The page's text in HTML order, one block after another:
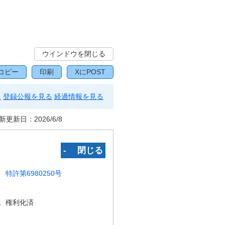
ウインドウを閉じる
ピー 印刷 XにPOST
登録公報を見る 経過情報を見る
更新日： 2026/6/8
‐ 閉じる
特許第6980250号
権利化済